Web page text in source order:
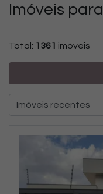
Imóveis
Total: 1361 imóveis